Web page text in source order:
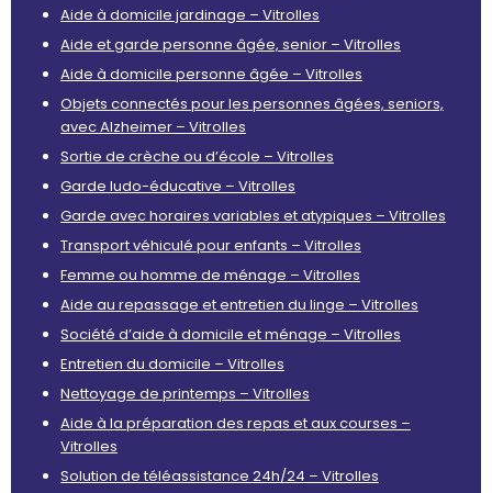
Aide à domicile jardinage – Vitrolles
Aide et garde personne âgée, senior – Vitrolles
Aide à domicile personne âgée – Vitrolles
Objets connectés pour les personnes âgées, seniors,
avec Alzheimer – Vitrolles
Sortie de crèche ou d’école – Vitrolles
Garde ludo-éducative – Vitrolles
Garde avec horaires variables et atypiques – Vitrolles
Transport véhiculé pour enfants – Vitrolles
Femme ou homme de ménage – Vitrolles
Aide au repassage et entretien du linge – Vitrolles
Société d’aide à domicile et ménage – Vitrolles
Entretien du domicile – Vitrolles
Nettoyage de printemps – Vitrolles
Aide à la préparation des repas et aux courses –
Vitrolles
Solution de téléassistance 24h/24 – Vitrolles